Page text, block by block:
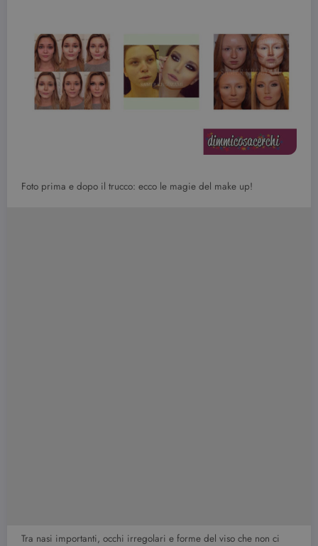
Foto prima e dopo il trucco: ecco le magie del make up!
Tra nasi importanti, occhi irregolari e forme del viso che non ci